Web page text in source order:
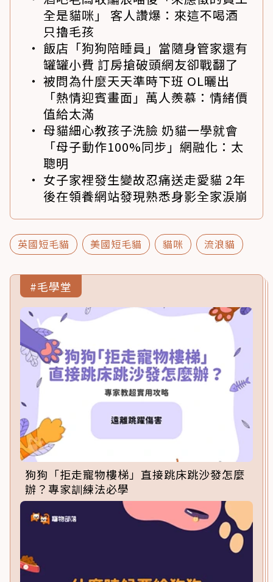
全是貓咪」 客人讚爆：來這不喝酒
只擼毛孩
飯店「狗狗陪睡員」當隨身管家還有
罐罐小費 訂房搶破頭網友卻戰翻了
被問為什麼天天準時下班 OL曬出
「熱情迎賓畫面」萬人羨慕：情緒價
值給太滿
母貓細心教孩子洗臉 奶貓一學就會
「母子動作100%同步」網融化：太
聰明
女子家裡發生變故忍痛送走愛貓 2年
後在領養網站發現熟悉身影全家淚崩
英國短毛貓 美國短毛貓 貓咪 流浪貓
#毛學堂
狗狗「拒走寵物樓梯」直接跳床跳沙發怎麼
辦？專家訓練法必學